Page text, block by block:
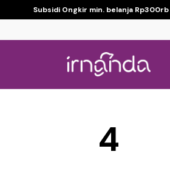
Subsidi Ongkir min. belanja Rp300rb
4